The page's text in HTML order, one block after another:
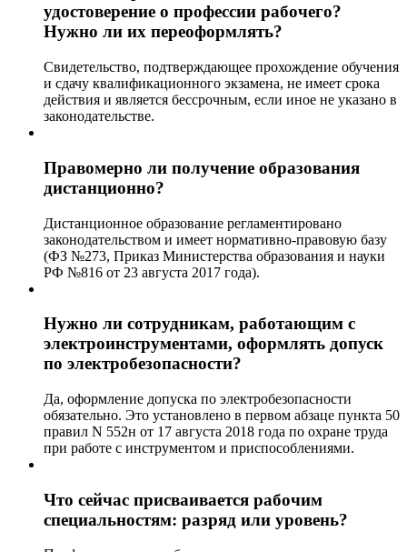
удостоверение о профессии рабочего?
Нужно ли их переоформлять?
Свидетельство, подтверждающее прохождение обучения
и сдачу квалификационного экзамена, не имеет срока
действия и является бессрочным, если иное не указано в
законодательстве.
Правомерно ли получение образования
дистанционно?
Дистанционное образование регламентировано
законодательством и имеет нормативно-правовую базу
(ФЗ №273, Приказ Министерства образования и науки
РФ №816 от 23 августа 2017 года).
Нужно ли сотрудникам, работающим с
электроинструментами, оформлять допуск
по электробезопасности?
Да, оформление допуска по электробезопасности
обязательно. Это установлено в первом абзаце пункта 50
правил N 552н от 17 августа 2018 года по охране труда
при работе с инструментом и приспособлениями.
Что сейчас присваивается рабочим
специальностям: разряд или уровень?